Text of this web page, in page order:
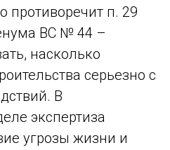
противоречит п. 29
ВС № 44 –
насколько
серьезно с
В
экспертиза
угрозы жизни и